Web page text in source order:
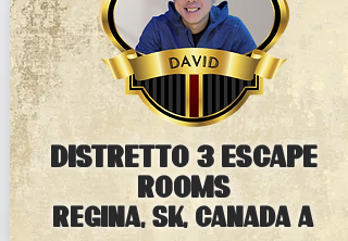
distretto 3 ESCAPE
rooms
Regina, sk, Canada A